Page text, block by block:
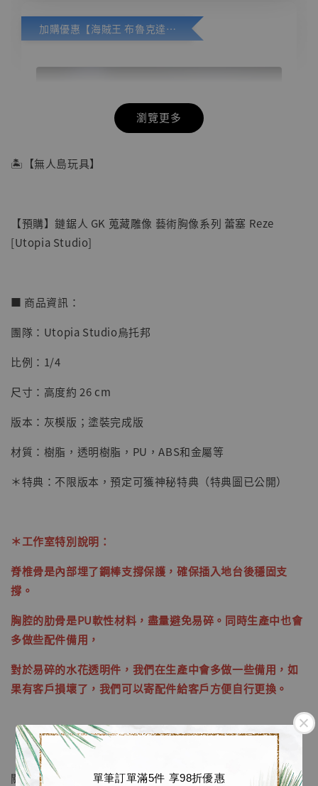
單筆訂單滿5件 享98折優惠
加購優惠【海賊王 布魯克達摩 [7STARS Studio]】
【店內現貨】海賊王 系列蒐藏雕像 布魯克達
NT$ 1,500
NT$ 1,870
瀏覽更多
🏝【無人島玩具】
【預購】鏈鋸人 GK 蒐藏雕像 藝術胸像系列 蕾塞 Reze
[Utopia Studio]
■ 商品資訊：
團隊：Utopia Studio烏托邦
比例：1/4
尺寸：高度約 26 cm
版本：灰模版；塗裝完成版
材質：樹脂，透明樹脂，PU，ABS和金屬等
＊特典：不限版本，預定可獲神秘特典（特典圖已公開）
＊工作室特別說明：
脊椎骨是內部埋了鋼棒支撐保護，確保插入地台後穩固支
撐。
胸腔的肋骨是PU軟性材料，盡量避免易碎。同時生產中也會
多做些配件備用，
對於易碎的水花透明件，我們在生產中會多做一些備用，如
果有客戶損壞了，我們可以寄配件給客戶方便自行更換。
［工作室補充說明］
關於蕾塞半身像的白模版本，包含水面與水花的透明零件、